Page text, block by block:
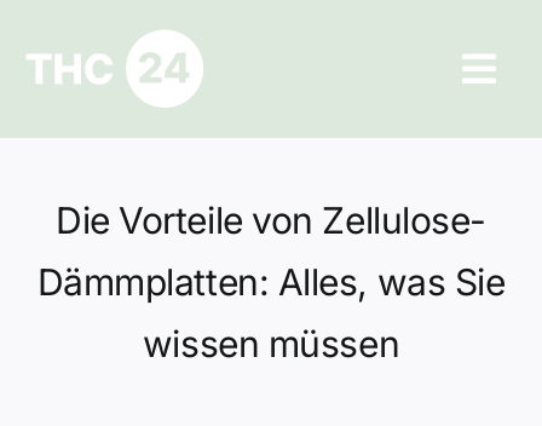
springen
Ratgeber
Hilfe und Kontakt
Datenschutz
Die Vorteile von Zellulose-
Dämmplatten: Alles, was Sie
wissen müssen